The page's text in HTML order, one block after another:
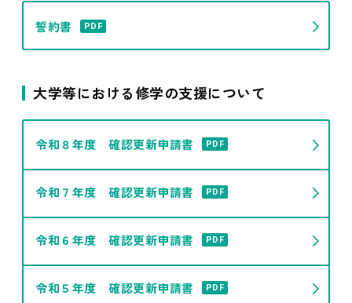
誓約書 PDF
大学等における修学の支援について
令和８年度 確認更新申請書 PDF
令和７年度 確認更新申請書 PDF
令和６年度 確認更新申請書 PDF
令和５年度 確認更新申請書 PDF